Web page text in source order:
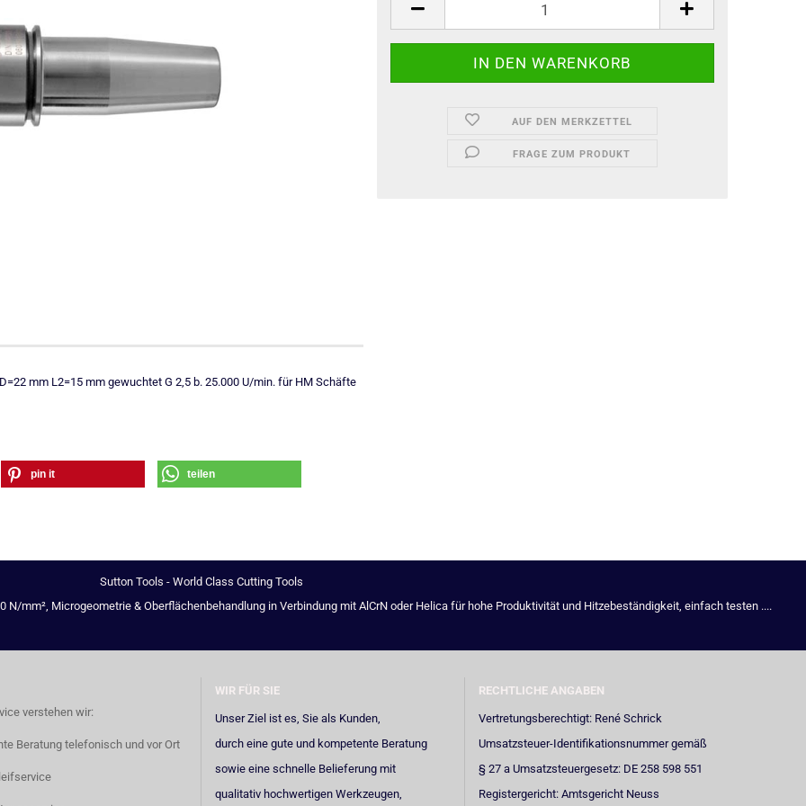
AUF DEN MERKZETTEL
FRAGE ZUM PRODUKT
mm L2=15 mm gewuchtet G 2,5 b. 25.000 U/min. für HM Schäfte
pin it teilen
Sutton Tools - World Class Cutting Tools
mm², Microgeometrie & Oberflächenbehandlung in Verbindung mit AlCrN oder Helica für hohe Produktivität und Hitzebeständigkeit, einfach testen ....
verstehen wir:
Beratung telefonisch und vor Ort
WIR FÜR SIE
Unser Ziel ist es, Sie als Kunden,
durch eine gute und kompetente Beratung
sowie eine schnelle Belieferung mit
qualitativ hochwertigen Werkzeugen,
RECHTLICHE ANGABEN
Vertretungsberechtigt: René Schrick
Umsatzsteuer-Identifikationsnummer gemäß
§ 27 a Umsatzsteuergesetz: DE 258 598 551
Registergericht: Amtsgericht Neuss